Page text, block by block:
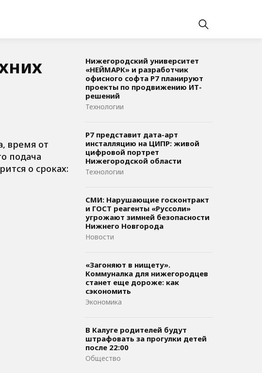
время от
подача
о сроках:
Нижегородский университет
«НЕЙМАРК» и разработчик
офисного софта P7 планируют
проекты по продвижению ИТ-
решений
Технологии
Р7 представит дата-арт
инсталляцию на ЦИПР: живой
цифровой портрет
Нижегородской области
Технологии
СМИ: Нарушающие госконтракт
и ГОСТ реагенты «Руссоли»
угрожают зимней безопасности
Нижнего Новгорода
Новости
«Загоняют в нищету».
Коммуналка для нижегородцев
станет еще дороже: как
сэкономить
Экономика
В Калуге родителей будут
штрафовать за прогулки детей
после 22:00
Общество